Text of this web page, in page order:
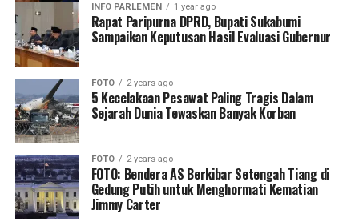
INFO PARLEMEN 1 year ago
Rapat Paripurna DPRD, Bupati Sukabumi
Sampaikan Keputusan Hasil Evaluasi Gubernur
FOTO 2 years ago
5 Kecelakaan Pesawat Paling Tragis Dalam
Sejarah Dunia Tewaskan Banyak Korban
FOTO 2 years ago
FOTO: Bendera AS Berkibar Setengah Tiang di
Gedung Putih untuk Menghormati Kematian
Jimmy Carter